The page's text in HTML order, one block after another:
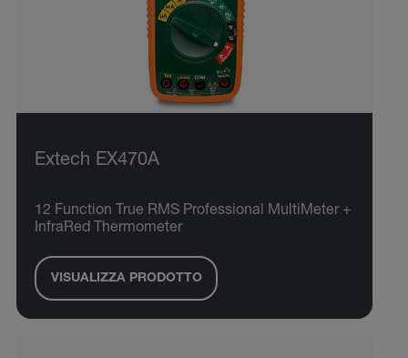
Extech EX470A
12 Function True RMS Professional MultiMeter +
InfraRed Thermometer
VISUALIZZA PRODOTTO